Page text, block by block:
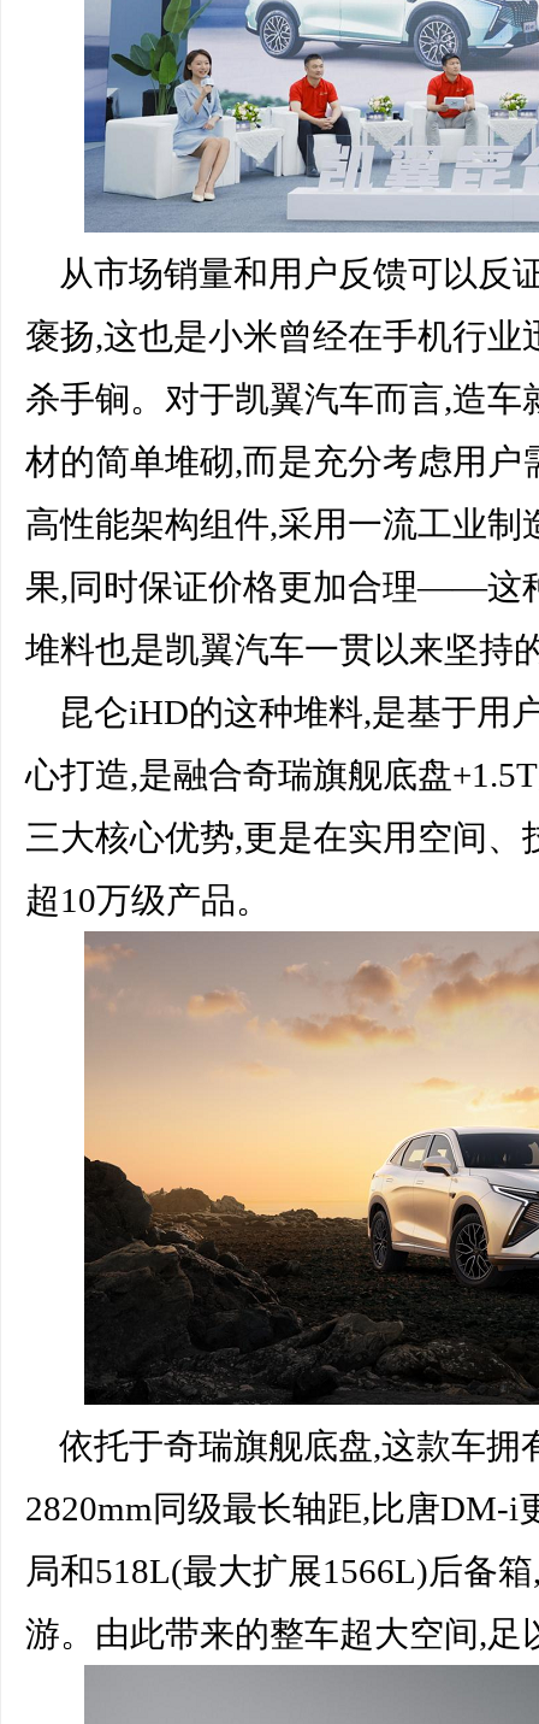
从市场销量和用户反馈可以反
褒扬,这也是小米曾经在手机行
杀手锏。对于凯翼汽车而言,造
材的简单堆砌,而是充分考虑用
高性能架构组件,采用一流工业
果,同时保证价格更加合理——这
堆料也是凯翼汽车一贯以来坚持
昆仑iHD的这种堆料,是基于用
心打造,是融合奇瑞旗舰底盘
三大核心优势,更是在实用空间
超10万级产品。
依托于奇瑞旗舰底盘,这款车拥
2820mm同级最长轴距,比唐DM-i
局和518L(最大扩展1566L)后备
游。由此带来的整车超大空间,足